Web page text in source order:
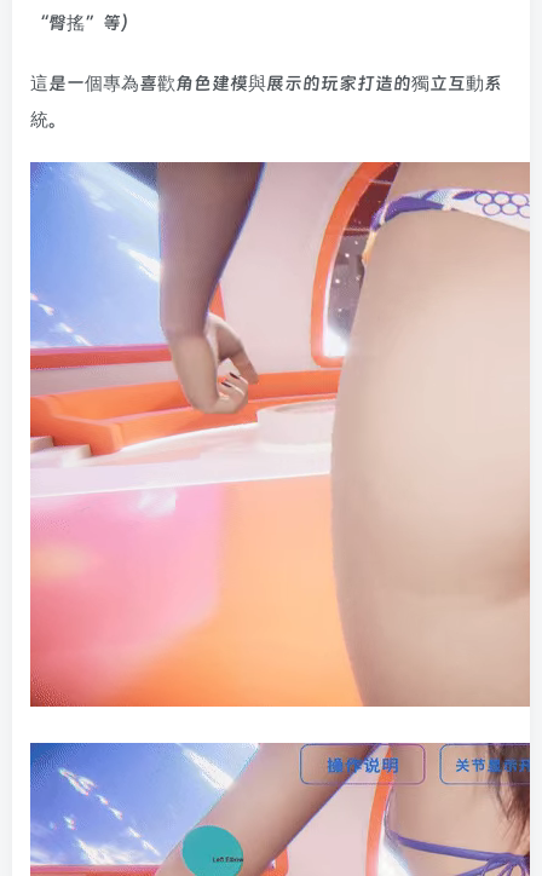
“臀搖”等）
這是一個專為喜歡角色建模與展示的玩家打造的獨立互動系
統。